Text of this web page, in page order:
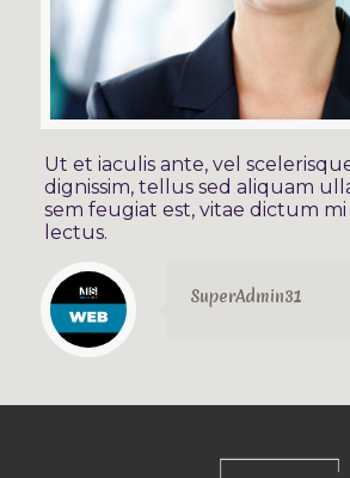
Ut et iaculis ante, vel
dignissim, tellus sed aliquam
sem feugiat est, vitae dictum
lectus.
SuperAdmin31